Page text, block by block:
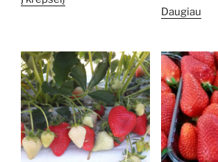
Daugiau